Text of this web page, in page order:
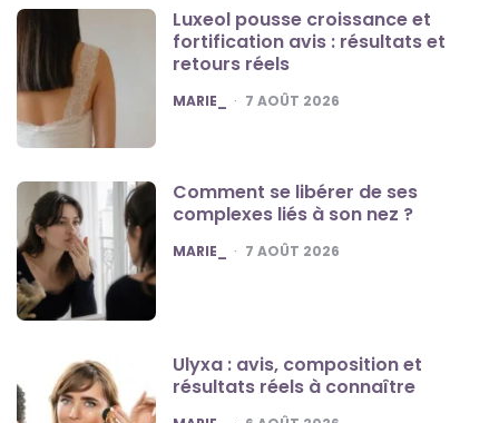
Luxeol pousse croissance et
fortification avis : résultats et
retours réels
POSTED
MARIE_ 7 AOÛT 2026
Comment se libérer de ses
complexes liés à son nez ?
POSTED
MARIE_ 7 AOÛT 2026
Ulyxa : avis, composition et
résultats réels à connaître